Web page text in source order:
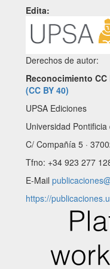
Edita:
Derechos de autor:
Reconocimiento CC
(CC BY 40)
UPSA Ediciones
Universidad
C/ Compañía 5 ·
Tfno: +34 923 277
E-Mail
https://